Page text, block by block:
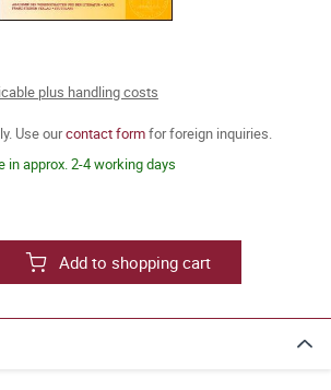
plus handling costs
Use ourcontact formfor foreign inquiries.
in approx. 2-4 working days
Add to shopping cart